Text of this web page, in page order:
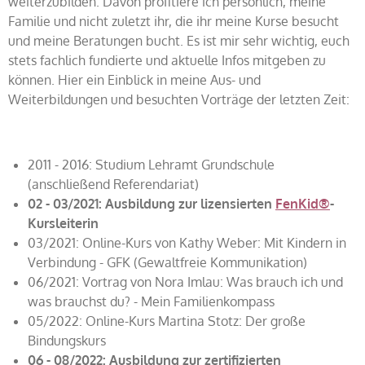
Familie und nicht zuletzt ihr, die ihr meine Kurse besucht
und meine Beratungen bucht. Es ist mir sehr wichtig, euch
stets fachlich fundierte und aktuelle Infos mitgeben zu
können. Hier ein Einblick in meine Aus- und
Weiterbildungen und besuchten Vorträge der letzten Zeit:
2011 - 2016: Studium Lehramt Grundschule
(anschließend Referendariat)
02 - 03/2021: Ausbildung zur lizensierten FenKid®-
Kursleiterin
03/2021: Online-Kurs von Kathy Weber: Mit Kindern in
Verbindung - GFK (Gewaltfreie Kommunikation)
06/2021: Vortrag von Nora Imlau: Was brauch ich und
was brauchst du? - Mein Familienkompass
05/2022: Online-Kurs Martina Stotz: Der große
Bindungskurs
06 - 08/2022: Ausbildung zur zertifizierten